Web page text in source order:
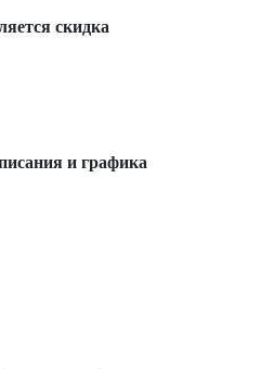
скидка
и графика